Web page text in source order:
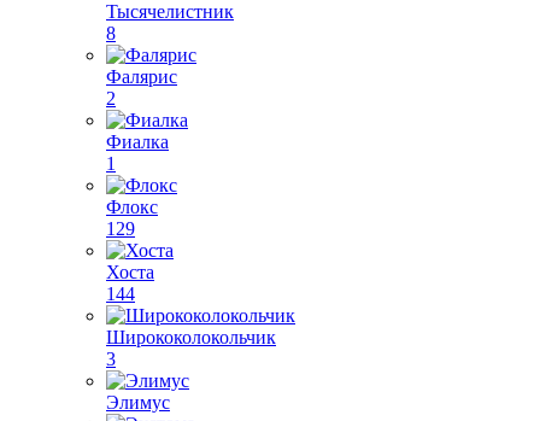
Тысячелистник
8
Фалярис
2
Фиалка
1
Флокс
129
Хоста
144
Ширококолокольчик
3
Элимус